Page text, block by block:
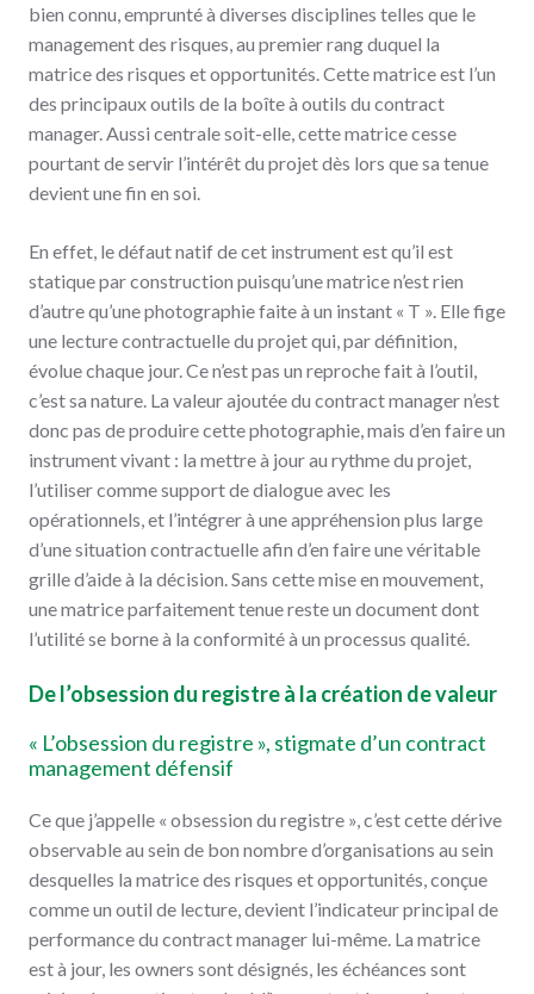
bien connu, emprunté à diverses disciplines telles que le
management des risques, au premier rang duquel la
matrice des risques et opportunités. Cette matrice est l’un
des principaux outils de la boîte à outils du contract
manager. Aussi centrale soit-elle, cette matrice cesse
pourtant de servir l’intérêt du projet dès lors que sa tenue
devient une fin en soi.
En effet, le défaut natif de cet instrument est qu’il est
statique par construction puisqu’une matrice n’est rien
d’autre qu’une photographie faite à un instant « T ». Elle fige
une lecture contractuelle du projet qui, par définition,
évolue chaque jour. Ce n’est pas un reproche fait à l’outil,
c’est sa nature. La valeur ajoutée du contract manager n’est
donc pas de produire cette photographie, mais d’en faire un
instrument vivant : la mettre à jour au rythme du projet,
l’utiliser comme support de dialogue avec les
opérationnels, et l’intégrer à une appréhension plus large
d’une situation contractuelle afin d’en faire une véritable
grille d’aide à la décision. Sans cette mise en mouvement,
une matrice parfaitement tenue reste un document dont
l’utilité se borne à la conformité à un processus qualité.
De l’obsession du registre à la création de valeur
« L’obsession du registre », stigmate d’un contract
management défensif
Ce que j’appelle « obsession du registre », c’est cette dérive
observable au sein de bon nombre d’organisations au sein
desquelles la matrice des risques et opportunités, conçue
comme un outil de lecture, devient l’indicateur principal de
performance du contract manager lui-même. La matrice
est à jour, les owners sont désignés, les échéances sont